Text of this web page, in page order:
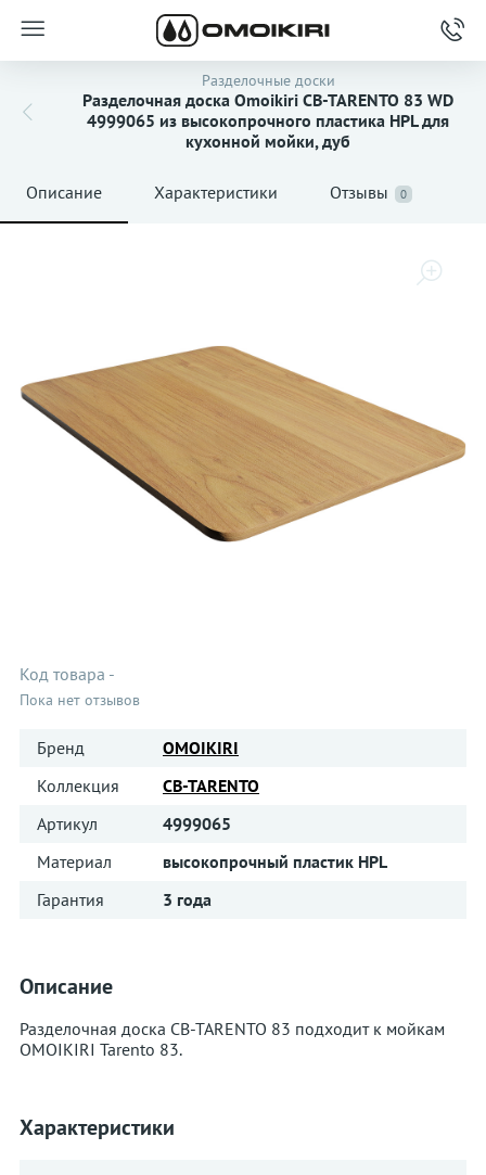
Разделочные доски
Разделочная доска Omoikiri CB-TARENTO 83 WD
4999065 из высокопрочного пластика HPL для
кухонной мойки, дуб
Описание Характеристики Отзывы 0
Код товара -
Пока нет отзывов
Бренд
OMOIKIRI
Коллекция
CB-TARENTO
Артикул
4999065
Материал
высокопрочный пластик HPL
Гарантия
3 года
Описание
Разделочная доска CB-TARENTO 83 подходит к мойкам
OMOIKIRI Tarento 83.
Характеристики